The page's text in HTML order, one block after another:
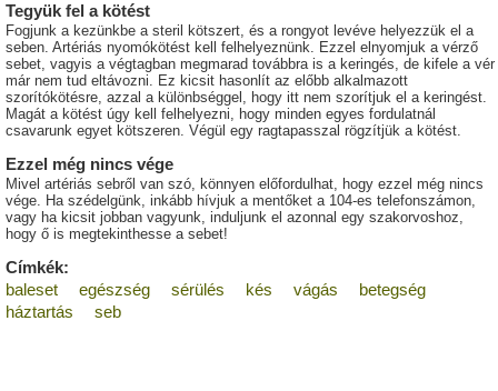
Tegyük fel a kötést
Fogjunk a kezünkbe a steril kötszert, és a rongyot levéve helyezzük el a
seben. Artériás nyomókötést kell felhelyeznünk. Ezzel elnyomjuk a vérző
sebet, vagyis a végtagban megmarad továbbra is a keringés, de kifele a vér
már nem tud eltávozni. Ez kicsit hasonlít az előbb alkalmazott
szorítókötésre, azzal a különbséggel, hogy itt nem szorítjuk el a keringést.
Magát a kötést úgy kell felhelyezni, hogy minden egyes fordulatnál
csavarunk egyet kötszeren. Végül egy ragtapasszal rögzítjük a kötést.
Ezzel még nincs vége
Mivel artériás sebről van szó, könnyen előfordulhat, hogy ezzel még nincs
vége. Ha szédelgünk, inkább hívjuk a mentőket a 104-es telefonszámon,
vagy ha kicsit jobban vagyunk, induljunk el azonnal egy szakorvoshoz,
hogy ő is megtekinthesse a sebet!
Címkék:
baleset
egészség sérülés kés vágás
betegség
háztartás
seb